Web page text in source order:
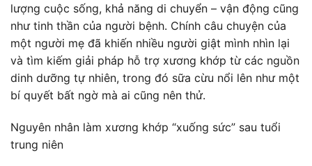
lượng cuộc sống, khả năng di chuyển – vận động cũng
như tinh thần của người bệnh. Chính câu chuyện của
một người mẹ đã khiến nhiều người giật mình nhìn lại
và tìm kiếm giải pháp hỗ trợ xương khớp từ các nguồn
dinh dưỡng tự nhiên, trong đó sữa cừu nổi lên như một
bí quyết bất ngờ mà ai cũng nên thử.
Nguyên nhân làm xương khớp “xuống sức” sau tuổi
trung niên